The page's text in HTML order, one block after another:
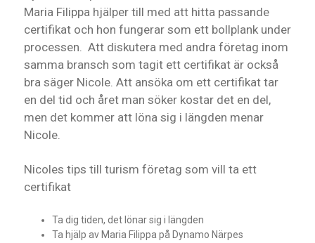
Maria Filippa hjälper till med att hitta passande
certifikat och hon fungerar som ett bollplank under
processen. Att diskutera med andra företag inom
samma bransch som tagit ett certifikat är också
bra säger Nicole. Att ansöka om ett certifikat tar
en del tid och året man söker kostar det en del,
men det kommer att löna sig i längden menar
Nicole.
Nicoles tips till turism företag som vill ta ett
certifikat
Ta dig tiden, det lönar sig i längden
Ta hjälp av Maria Filippa på Dynamo Närpes